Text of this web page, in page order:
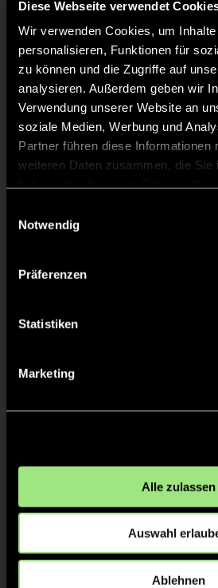
Diese Webseite verwendet
Wir verwenden Cookies, um
personalisieren, Funktionen für
zu können und die Zugriffe auf
analysieren. Außerdem geben wir
Verwendung unserer Website an
soziale Medien, Werbung und
Partner führen diese Informationen
weiteren Daten zusammen, die Sie
Notwendig
Präferenzen
Statistiken
Marketing
Alle zulassen
Auswahl
Ablehnen
Konstantin
D.
Anton
P.
Vito
K.
F.
B.